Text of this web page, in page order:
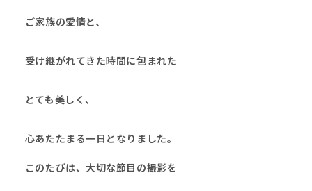
ご家族の愛情と、
受け継がれてきた時間に包まれた
とても美しく、
心あたたまる一日となりました。
このたびは、大切な節目の撮影を